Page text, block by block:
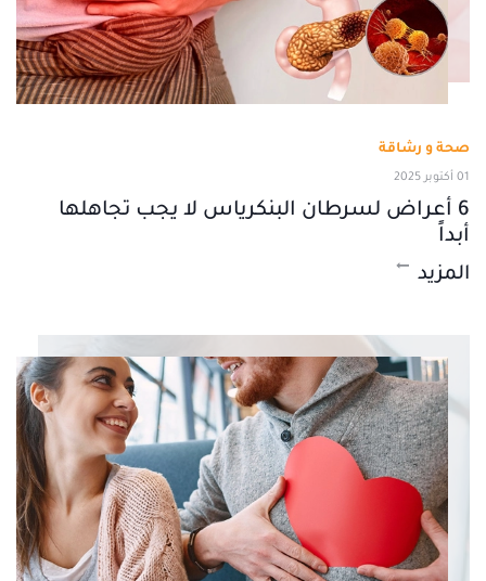
صحة و رشاقة
01 أكتوبر 2025
6 أعراض لسرطان البنكرياس لا يجب تجاهلها
أبداً
المزيد